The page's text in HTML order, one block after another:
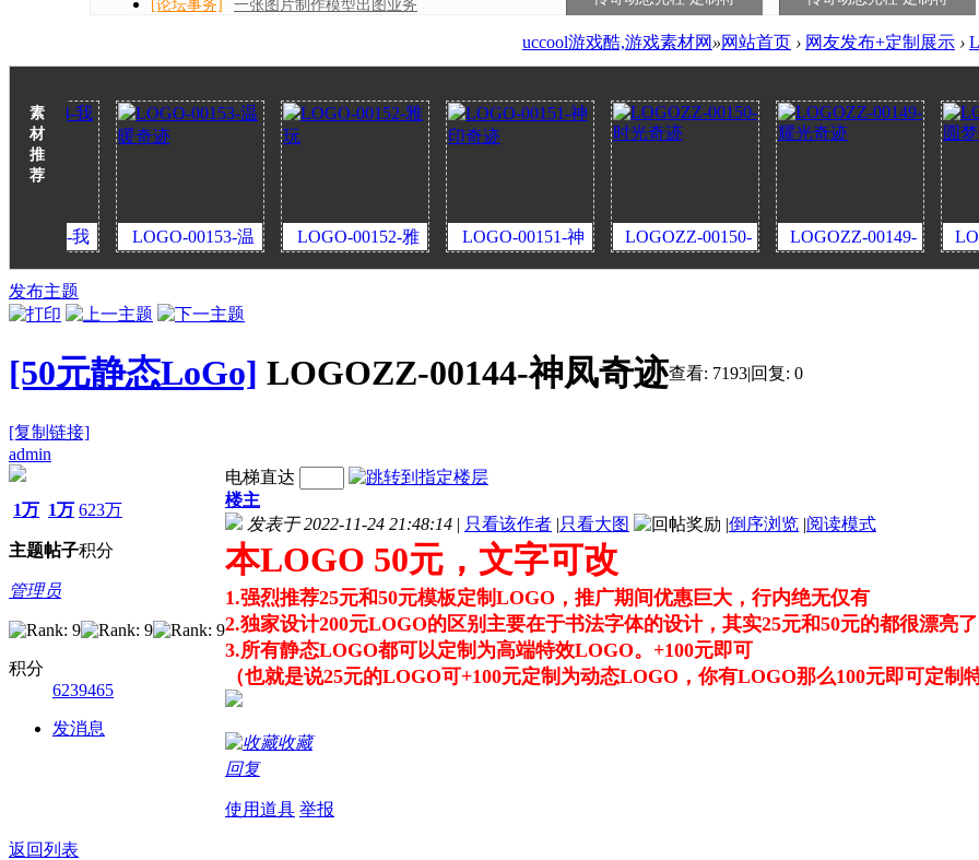
[论坛事务]
一张图片制作模型出图业务
uccool游戏酷,游戏素材网 »网站首页 › 网友发布+定制展示 ›
素
材
推
荐
LOGO-00153-温
LOGO-00152-雅
LOGO-00151-神
LOGOZZ-00150-
LOGOZZ-00149-
发布主题
[50元静态LoGo] LOGOZZ-00144-神凤奇迹
[复制链接]
查看: 7193|回复: 0
admin
1万
主题
1万
帖子
623万
积分
管理员
积分
6239465
发消息
电梯直达
楼主
发表于 2022-11-24 21:48:14 | 只看该作者 |只看大图 |倒序浏览 |阅读模式
本LOGO 50元，文字可改
1.强烈推荐25元和50元模板定制LOGO，推广期间优惠巨大，行内绝无仅有
2.独家设计200元LOGO的区别主要在于书法字体的设计，其实25元和50元的都很漂亮了
3.所有静态LOGO都可以定制为高端特效LOGO。+100元即可
（也就是说25元的LOGO可+100元定制为动态LOGO，你有LOGO那么100元即可定制
收藏
回复
使用道具 举报
返回列表